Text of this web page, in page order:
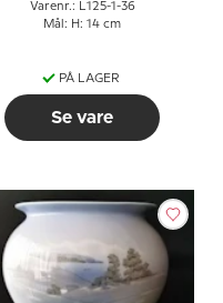
Varenr.: L125-1-36
Mål: H: 14 cm
PÅ LAGER
Se vare